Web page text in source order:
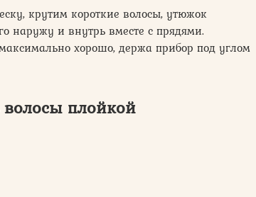
крутим короткие волосы, утюжок
наружу и внутрь вместе с прядями.
хорошо, держа прибор под углом
волосы плойкой